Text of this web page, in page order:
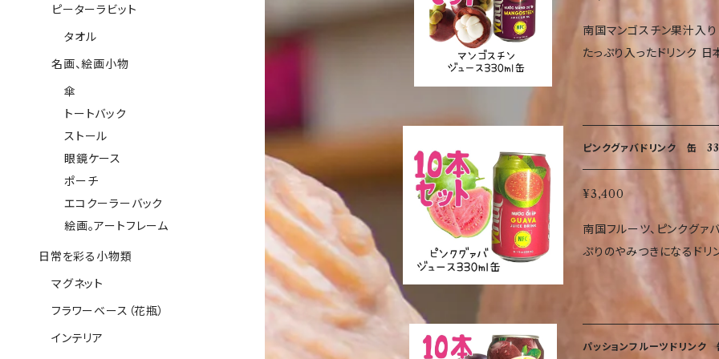
はできるだけお早めにお
ー体質の方はご遠慮くだ
ルーツ・くるみ・大豆・もも
ンドを含む製品を生産しています。 栄養成分表示 （
ネルギー 38Kcal たん
当量 0.06g 表示値は目安
南国マンゴスチン果汁入りドリンク 南国フルーツ、
たっぷり入ったドリンク
甘みもたっぷりのやみつ
得！ ご自宅にストックしておけ
0％マンゴスチン果汁入り
スパルテーム、スクラロー
330ml 保存方法 直射日
原産国名 ベトナム 使用
ください その他 使用原料
んご・バナナ・ごま・カシ
ます。 栄養成分表示 （100mlあたり） エネルギー 38Kcal たんぱく質
0.0g 脂質 0.0g 炭水化
ピンクグァバドリンク 缶
国】【お土産】
¥3,400
南国フルーツ、ピンクグァバ果
ぷりのやみつきになるドリ
ックや南国を感じたい時など！ まとめて買えば少しお買い
にストックしておけばいつでも南国気分
グァバ果汁入り飲料（清
酸味料（クエン酸）、香料
パッションフルーツドリン
ピーターラビット
タオル
名画、絵画小物
傘
トートバック
ストール
眼鏡ケース
ポーチ
エコクーラーバック
絵画。アートフレーム
日常を彩る小物類
マグネット
フラワーベース（花瓶）
インテリア